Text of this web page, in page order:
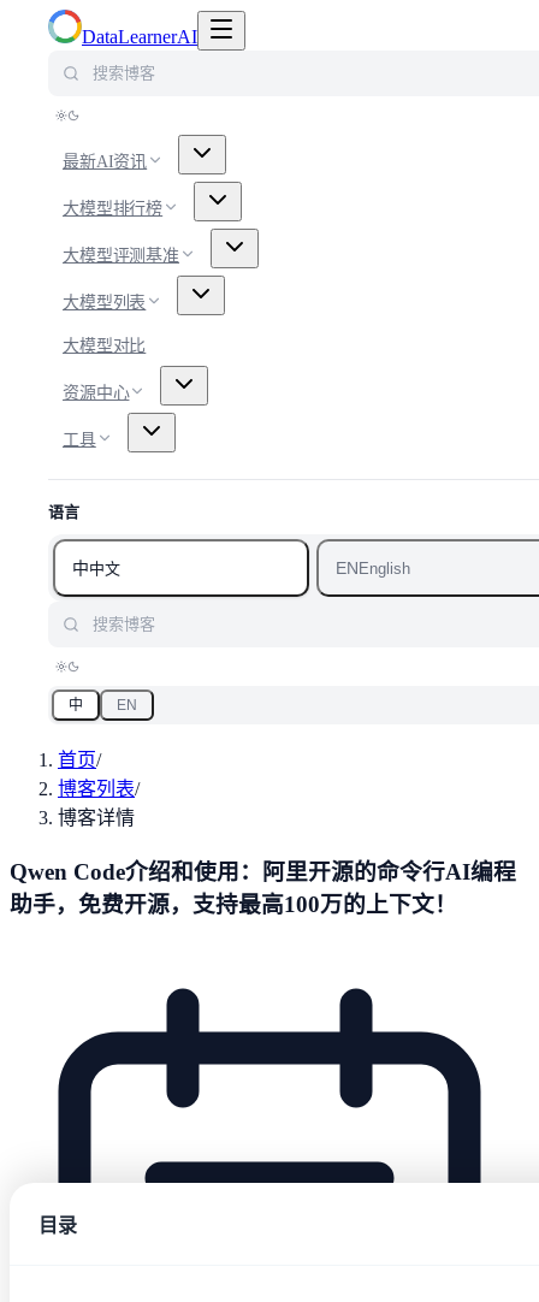
DataLearnerAI
最新AI资讯
大模型排行榜
大模型评测基准
大模型列表
大模型对比
资源中心
工具
语言
中中文 ENEnglish
中 EN
目录
首页/
博客列表/
博客详情
Qwen Code介绍和使用：阿里开源的命令行AI编程
助手，免费开源，支持最高100万的上下文！